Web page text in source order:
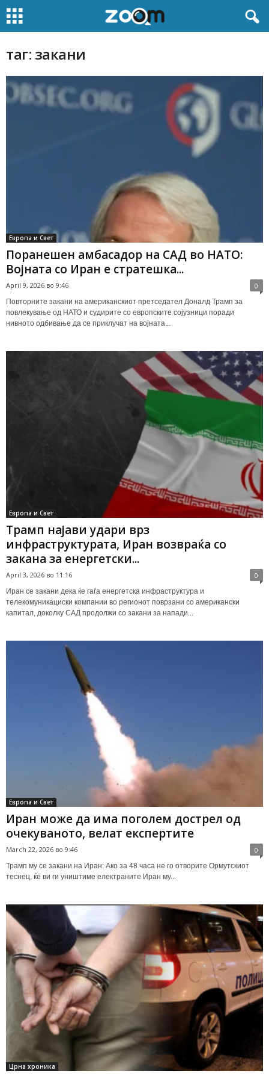
таг: закани
Европа и Свет
Поранешен амбасадор на САД во НАТО:
Војната со Иран е стратешка...
April 9, 2026 во 9:46 0
Повторните закани на американскиот претседател Доналд Трамп за
повлекување од НАТО и судирите со европските сојузници поради
нивното одбивање да се приклучат на војната...
Европа и Свет
Трамп најави удари врз
инфраструктурата, Иран возвраќа со
закана за енергетски...
April 3, 2026 во 11:16 0
Иран се закани дека ќе гаѓа енергетска инфраструктура и
телекомуникациски компании во регионот поврзани со американски
капитал, доколку САД продолжи со закани за напади...
Европа и Свет
Иран може да има поголем дострел од
очекуваното, велат експертите
March 22, 2026 во 9:46 0
Трамп му се закани на Иран: Ако за 48 часа не го отворите Ормутскиот
теснец, ќе ви ги уништиме електраните Иран му...
Црна хроника